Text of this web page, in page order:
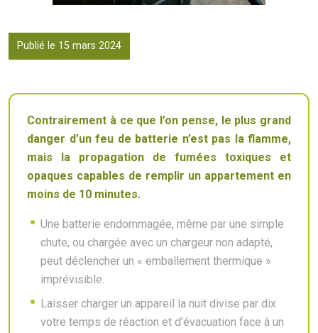
Publié le 15 mars 2024
Contrairement à ce que l’on pense, le plus grand
danger d’un feu de batterie n’est pas la flamme,
mais la propagation de fumées toxiques et
opaques capables de remplir un appartement en
moins de 10 minutes.
Une batterie endommagée, même par une simple
chute, ou chargée avec un chargeur non adapté,
peut déclencher un « emballement thermique »
imprévisible.
Laisser charger un appareil la nuit divise par dix
votre temps de réaction et d’évacuation face à un